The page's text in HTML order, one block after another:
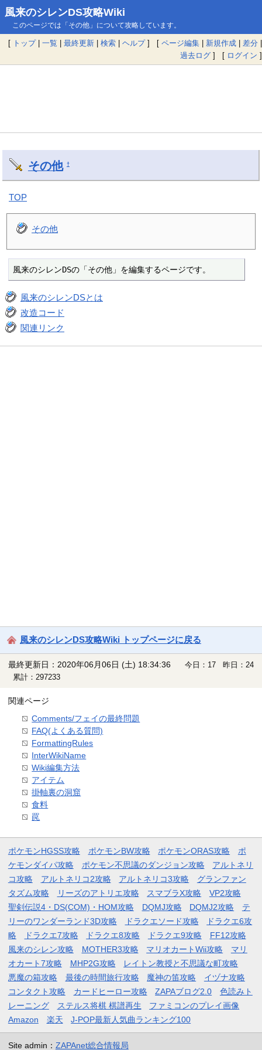
風来のシレンDS攻略Wiki
このページでは「その他」について攻略しています。
[ トップ| 一覧 | 最終更新 | 検索 | ヘルプ] [ ページ編集 | 新規作成 | 差分 |
過去ログ ] [ ログイン ]
その他 †
TOP
その他
風来のシレンDSの「その他」を編集するページです。
風来のシレンDSとは
改造コード
関連リンク
風来のシレンDS攻略Wiki トップページに戻る
最終更新日：2020年06月06日 (土) 18:34:36
今日：17 昨日：24
累計：297233
関連ページ
Comments/フェイの最終問題
FAQ(よくある質問)
FormattingRules
InterWikiName
Wiki編集方法
アイテム
掛軸裏の洞窟
食料
罠
ポケモンHGSS攻略 ポケモンBW攻略 ポケモンORAS攻略
ポ
ケモンダイパ攻略
ポケモン不思議のダンジョン攻略
アルトネリ
コ攻略
アルトネリコ2攻略 アルトネリコ3攻略
グランファン
タズム攻略
リーズのアトリエ攻略 スマブラX攻略
VP2攻略
聖剣伝説4・DS(COM)・HOM攻略
DQMJ攻略 DQMJ2攻略
テ
リーのワンダーランド3D攻略
ドラクエソード攻略
ドラクエ6攻
略
ドラクエ7攻略 ドラクエ8攻略 ドラクエ9攻略
FF12攻略
風来のシレン攻略
MOTHER3攻略 マリオカートWii攻略
マリ
オカート7攻略
MHP2G攻略
レイトン教授と不思議な町攻略
悪魔の箱攻略
最後の時間旅行攻略 魔神の笛攻略
イヅナ攻略
コンタクト攻略
カードヒーロー攻略 ZAPAブログ2.0
色読みト
レーニング
ステルス将棋 棋譜再生
ファミコンのプレイ画像
Amazon
楽天 J-POP最新人気曲ランキング100
Site admin： ZAPAnet総合情報局